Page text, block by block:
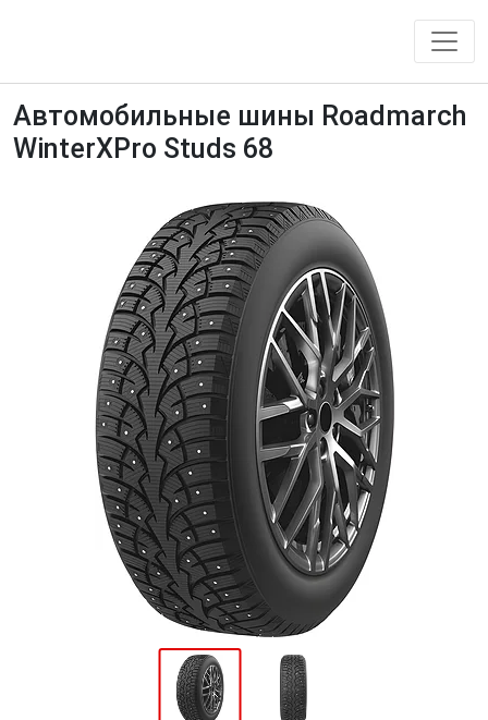
Автомобильные шины Roadmarch
WinterXPro Studs 68